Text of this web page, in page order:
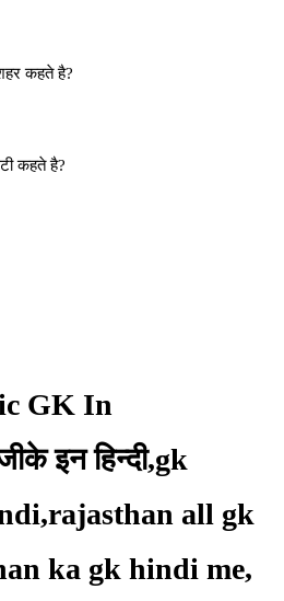
कहते है?
कहते है?
GK In
इन हिन्दी,gk
all gk
ka gk hindi me,